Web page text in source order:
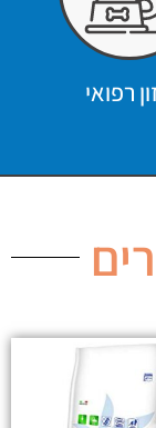
רפואי